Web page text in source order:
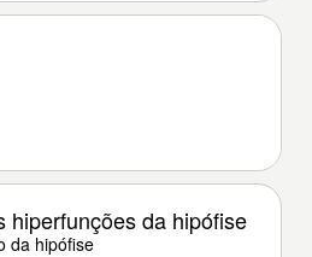
hiperfunções da hipófise
da hipófise